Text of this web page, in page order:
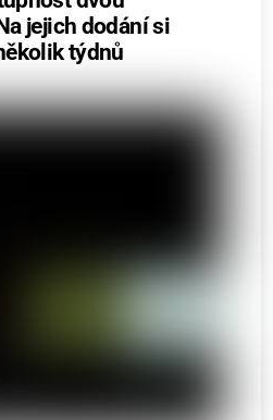
jejich dodání si
týdnů